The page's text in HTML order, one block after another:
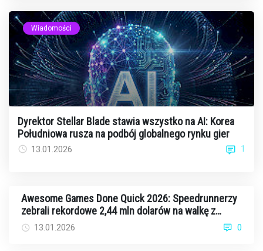
Wiadomości
Dyrektor Stellar Blade stawia wszystko na AI: Korea
Południowa rusza na podbój globalnego rynku gier
13.01.2026 1
Awesome Games Done Quick 2026: Speedrunnerzy
zebrali rekordowe 2,44 mln dolarów na walkę z
rakiem13.01.2026 0